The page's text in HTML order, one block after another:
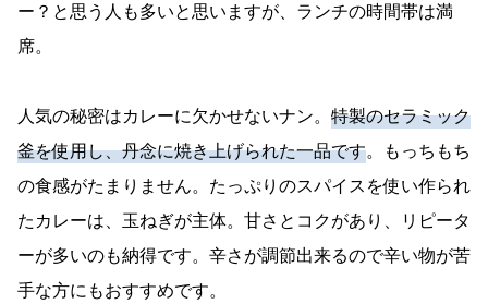
ー？と思う人も多いと思いますが、ランチの時間帯は満
席。
人気の秘密はカレーに欠かせないナン。 特製のセラミック
釜を使用し、丹念に焼き上げられた一品です。もっちもち
の食感がたまりません。たっぷりのスパイスを使い作られ
たカレーは、玉ねぎが主体。甘さとコクがあり、リピータ
ーが多いのも納得です。辛さが調節出来るので辛い物が苦
手な方にもおすすめです。